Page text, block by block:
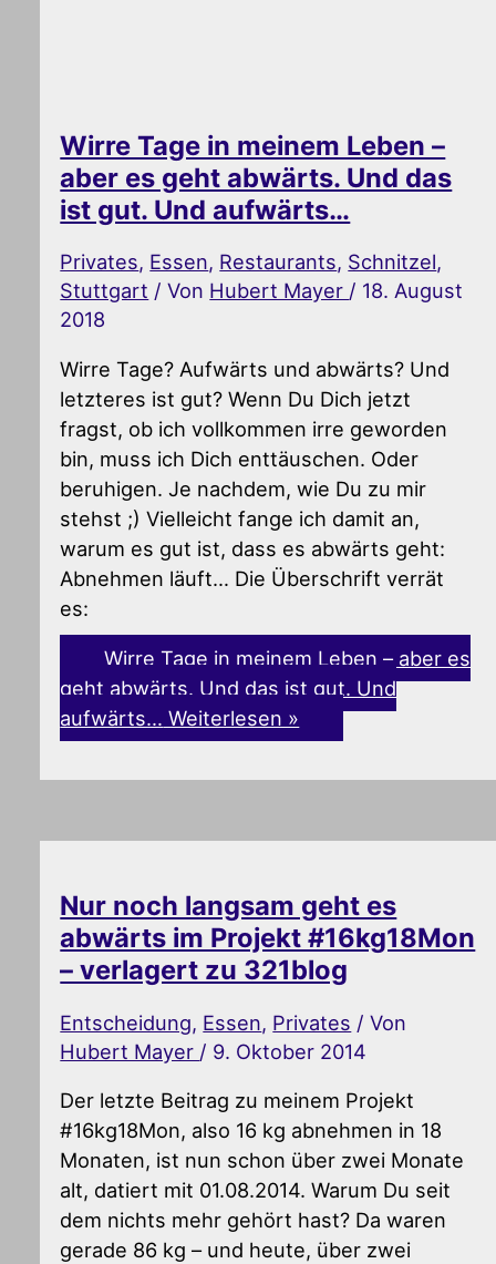
Wirre Tage in meinem Leben –
aber es geht abwärts. Und das
ist gut. Und aufwärts…
Privates, Essen, Restaurants, Schnitzel,
Stuttgart / Von Hubert Mayer / 18. August
2018
Wirre Tage? Aufwärts und abwärts? Und
letzteres ist gut? Wenn Du Dich jetzt
fragst, ob ich vollkommen irre geworden
bin, muss ich Dich enttäuschen. Oder
beruhigen. Je nachdem, wie Du zu mir
stehst ;) Vielleicht fange ich damit an,
warum es gut ist, dass es abwärts geht:
Abnehmen läuft… Die Überschrift verrät
es:
Wirre Tage in meinem Leben – aber es
geht abwärts. Und das ist gut. Und
aufwärts… Weiterlesen »
Nur noch langsam geht es
abwärts im Projekt #16kg18Mon
– verlagert zu 321blog
Entscheidung, Essen, Privates / Von
Hubert Mayer / 9. Oktober 2014
Der letzte Beitrag zu meinem Projekt
#16kg18Mon, also 16 kg abnehmen in 18
Monaten, ist nun schon über zwei Monate
alt, datiert mit 01.08.2014. Warum Du seit
dem nichts mehr gehört hast? Da waren
gerade 86 kg – und heute, über zwei